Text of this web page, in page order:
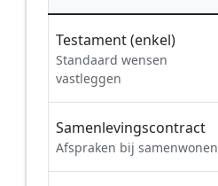
Testament (enkel)
Standaard wensen
vastleggen
Samenlevingscontract
Afspraken bij samenwonen